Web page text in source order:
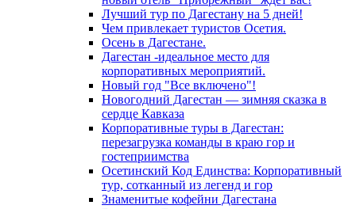
Лучший тур по Дагестану на 5 дней!
Чем привлекает туристов Осетия.
Осень в Дагестане.
Дагестан -идеальное место для
корпоративных мероприятий.
Новый год "Все включено"!
Новогодний Дагестан — зимняя сказка в
сердце Кавказа
Корпоративные туры в Дагестан:
перезагрузка команды в краю гор и
гостеприимства
Осетинский Код Единства: Корпоративный
тур, сотканный из легенд и гор
Знаменитые кофейни Дагестана